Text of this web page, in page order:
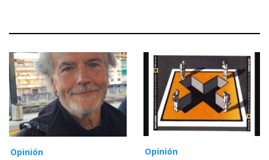
Opinión Opinión